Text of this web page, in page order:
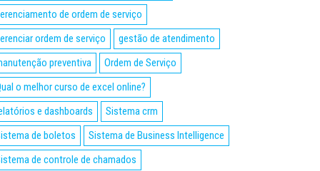
de ordem de serviço
ordem de serviço
gestão de atendimento
preventiva
Ordem de Serviço
o melhor curso de excel online?
e dashboards
Sistema crm
de boletos
Sistema de Business Intelligence
de controle de chamados